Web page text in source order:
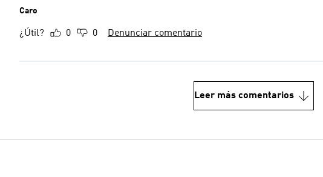
Caro
¿Útil? 0 0 Denunciar comentario
Leer más comentarios